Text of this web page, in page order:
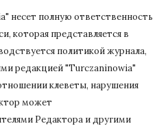
несет полную ответственность
которая представляется в
политикой журнала,
редакцией "Turczaninowia"
клеветы, нарушения
может
Редактора и другими